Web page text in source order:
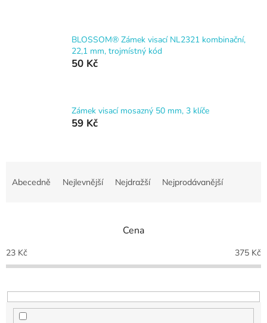
BLOSSOM® Zámek visací NL2321 kombinační,
22,1 mm, trojmístný kód
50 Kč
Zámek visací mosazný 50 mm, 3 klíče
59 Kč
p
r
o
u
Abecedně Nejlevnější Nejdražší Nejprodávanější
Cena
23 Kč 375 Kč